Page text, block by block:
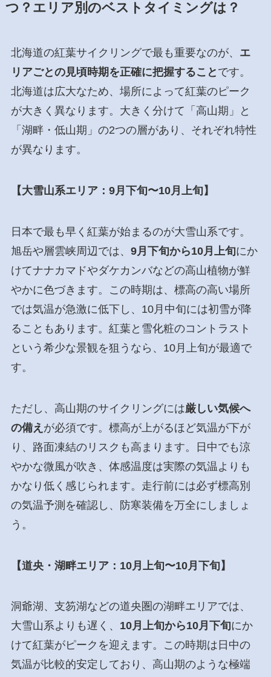
つ？エリア別のベストタイミングは？
北海道の紅葉サイクリングで最も重要なのが、 エ
リアごとの見頃時期を正確に把握すること です。
北海道は広大なため、場所によって紅葉のピーク
が大きく異なります。大きく分けて「高山期」と
「湖畔・低山期」の2つの層があり、それぞれ特性
が異なります。
【大雪山系エリア：9月下旬〜10月上旬】
日本で最も早く紅葉が始まるのが大雪山系です。
旭岳や層雲峡周辺では、 9月下旬から10月上旬にか
けてナナカマドやダケカンバなどの高山植物が鮮
やかに色づきます。この時期は、標高の高い場所
では気温が急激に低下し、10月中旬には初雪が降
ることもあります。紅葉と雪化粧のコントラスト
という希少な景観を狙うなら、10月上旬が最適で
す。
ただし、高山期のサイクリングには厳しい気候へ
の備え が必須です。標高が上がるほど気温が下が
り、路面凍結のリスクも高まります。日中でも涼
やかな微風が吹き、体感温度は実際の気温よりも
かなり低く感じられます。走行前には必ず標高別
の気温予測を確認し、防寒装備を万全にしましょ
う。
【道央・湖畔エリア：10月上旬〜10月下旬】
洞爺湖、支笏湖などの道央圏の湖畔エリアでは、
大雪山系よりも遅く、 10月上旬から10月下旬にか
けて紅葉がピークを迎えます。この時期は日中の
気温が比較的安定しており、高山期のような極端